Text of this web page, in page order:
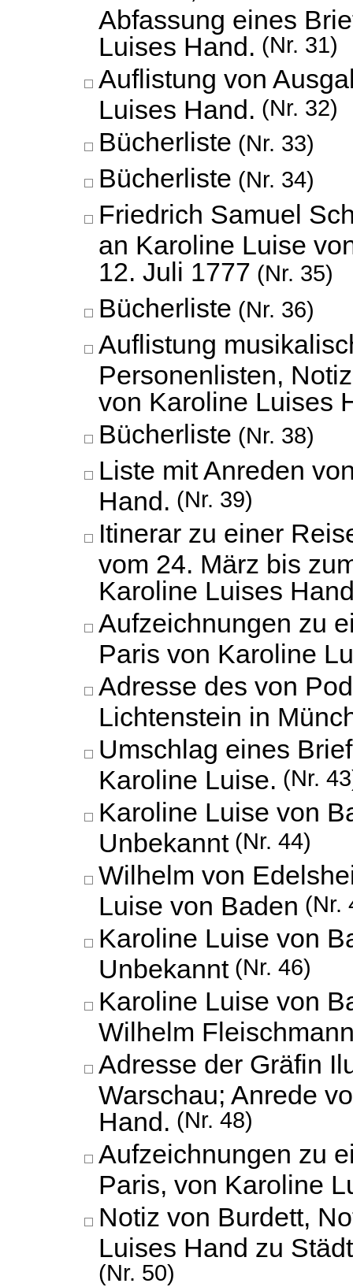
Abfassung eines
Luises Hand.
(Nr. 31)
Auflistung von
Luises Hand. (Nr. 32)
Bücherliste (Nr. 33)
Bücherliste (Nr. 34)
Friedrich Samuel
an Karoline Luise
12. Juli 1777 (Nr. 35)
Bücherliste (Nr. 36)
Auflistung
Personenlisten,
von Karoline Luises
Bücherliste (Nr. 38)
Liste mit Anreden
Hand. (Nr. 39)
Itinerar zu einer
vom 24. März bis
Karoline Luises
Aufzeichnungen zu
Paris von Karoline
Adresse des von
Lichtenstein in
Umschlag eines
Karoline Luise. (Nr.
Karoline Luise von
Unbekannt (Nr. 44)
Wilhelm von
Luise von Baden (Nr.
Karoline Luise von
Unbekannt (Nr. 46)
Karoline Luise von
Wilhelm
Adresse der Gräfin
Warschau; Anrede
Hand.
(Nr. 48)
Aufzeichnungen zu
Paris, von Karoline
Notiz von Burdett,
Luises Hand zu
(Nr. 50)